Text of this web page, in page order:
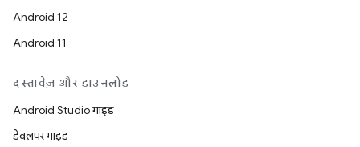
Android 12
Android 11
दस्तावेज़ और डाउनलोड
Android Studio गाइड
डेवलपर गाइड